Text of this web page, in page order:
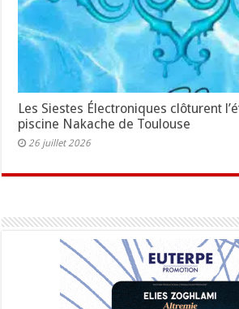
Les Siestes Électroniques clôturent
piscine Nakache de Toulouse
26 juillet 2026